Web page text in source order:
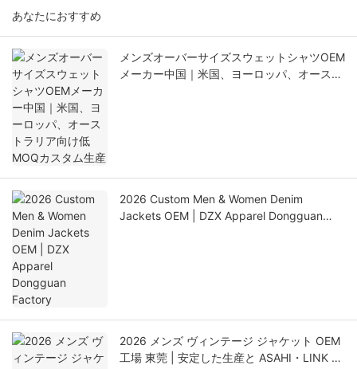
あなたにおすすめ
メンズオーバーサイズスウェットシャツOEM
メーカー中国｜米国、ヨーロッパ、オースト
2026 Custom Men & Women Denim
Jackets OEM | DZX Apparel Dongguan
2026 メンズ ヴィンテージ ジャケット OEM
工場 東莞 | 安定した生産と ASAHI・LINK 品